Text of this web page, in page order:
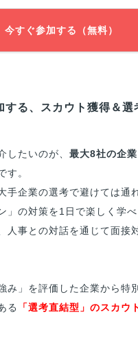
今すぐ参加する（無料）
する、スカウト獲得＆選
したいのが、 最大8社の企
す。
手企業の選考で避けては通
」の対策を1日で楽しく学
人事との対話を通じて面接
み」を評価した企業から特
る
「選考直結型」のスカウ